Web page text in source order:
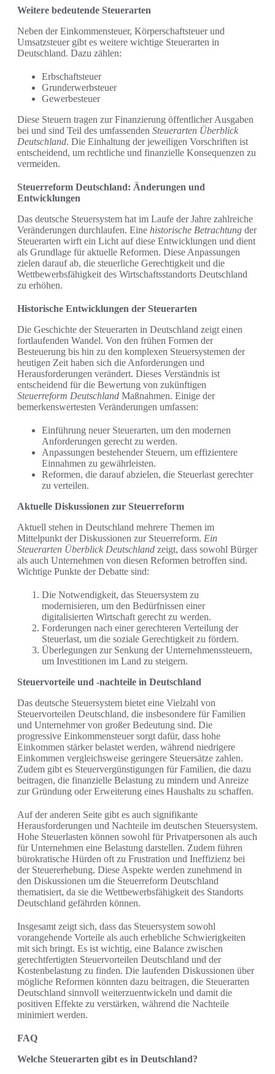
Weitere bedeutende Steuerarten
Neben der Einkommensteuer, Körperschaftsteuer und
Umsatzsteuer gibt es weitere wichtige Steuerarten in
Deutschland. Dazu zählen:
Erbschaftsteuer
Grunderwerbsteuer
Gewerbesteuer
Diese Steuern tragen zur Finanzierung öffentlicher Ausgaben
bei und sind Teil des umfassenden Steuerarten Überblick
Deutschland. Die Einhaltung der jeweiligen Vorschriften ist
entscheidend, um rechtliche und finanzielle Konsequenzen zu
vermeiden.
Steuerreform Deutschland: Änderungen und
Entwicklungen
Das deutsche Steuersystem hat im Laufe der Jahre zahlreiche
Veränderungen durchlaufen. Eine historische Betrachtung der
Steuerarten wirft ein Licht auf diese Entwicklungen und dient
als Grundlage für aktuelle Reformen. Diese Anpassungen
zielen darauf ab, die steuerliche Gerechtigkeit und die
Wettbewerbsfähigkeit des Wirtschaftsstandorts Deutschland
zu erhöhen.
Historische Entwicklungen der Steuerarten
Die Geschichte der Steuerarten in Deutschland zeigt einen
fortlaufenden Wandel. Von den frühen Formen der
Besteuerung bis hin zu den komplexen Steuersystemen der
heutigen Zeit haben sich die Anforderungen und
Herausforderungen verändert. Dieses Verständnis ist
entscheidend für die Bewertung von zukünftigen
Steuerreform Deutschland Maßnahmen. Einige der
bemerkenswertesten Veränderungen umfassen:
Einführung neuer Steuerarten, um den modernen
Anforderungen gerecht zu werden.
Anpassungen bestehender Steuern, um effizientere
Einnahmen zu gewährleisten.
Reformen, die darauf abzielen, die Steuerlast gerechter
zu verteilen.
Aktuelle Diskussionen zur Steuerreform
Aktuell stehen in Deutschland mehrere Themen im
Mittelpunkt der Diskussionen zur Steuerreform. Ein
Steuerarten Überblick Deutschland zeigt, dass sowohl Bürger
als auch Unternehmen von diesen Reformen betroffen sind.
Wichtige Punkte der Debatte sind:
Die Notwendigkeit, das Steuersystem zu
modernisieren, um den Bedürfnissen einer
digitalisierten Wirtschaft gerecht zu werden.
Forderungen nach einer gerechteren Verteilung der
Steuerlast, um die soziale Gerechtigkeit zu fördern.
Überlegungen zur Senkung der Unternehmenssteuern,
um Investitionen im Land zu steigern.
Steuervorteile und -nachteile in Deutschland
Das deutsche Steuersystem bietet eine Vielzahl von
Steuervorteilen Deutschland, die insbesondere für Familien
und Unternehmer von großer Bedeutung sind. Die
progressive Einkommensteuer sorgt dafür, dass hohe
Einkommen stärker belastet werden, während niedrigere
Einkommen vergleichsweise geringere Steuersätze zahlen.
Zudem gibt es Steuervergünstigungen für Familien, die dazu
beitragen, die finanzielle Belastung zu mindern und Anreize
zur Gründung oder Erweiterung eines Haushalts zu schaffen.
Auf der anderen Seite gibt es auch signifikante
Herausforderungen und Nachteile im deutschen Steuersystem.
Hohe Steuerlasten können sowohl für Privatpersonen als auch
für Unternehmen eine Belastung darstellen. Zudem führen
bürokratische Hürden oft zu Frustration und Ineffizienz bei
der Steuererhebung. Diese Aspekte werden zunehmend in
den Diskussionen um die Steuerreform Deutschland
thematisiert, da sie die Wettbewerbsfähigkeit des Standorts
Deutschland gefährden können.
Insgesamt zeigt sich, dass das Steuersystem sowohl
vorangehende Vorteile als auch erhebliche Schwierigkeiten
mit sich bringt. Es ist wichtig, eine Balance zwischen
gerechtfertigten Steuervorteilen Deutschland und der
Kostenbelastung zu finden. Die laufenden Diskussionen über
mögliche Reformen könnten dazu beitragen, die Steuerarten
Deutschland sinnvoll weiterzuentwickeln und damit die
positiven Effekte zu verstärken, während die Nachteile
minimiert werden.
FAQ
Welche Steuerarten gibt es in Deutschland?